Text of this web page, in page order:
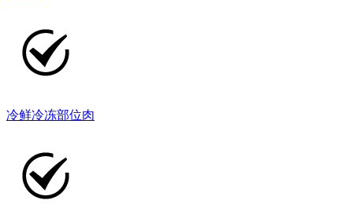
冷鲜冷冻部位肉